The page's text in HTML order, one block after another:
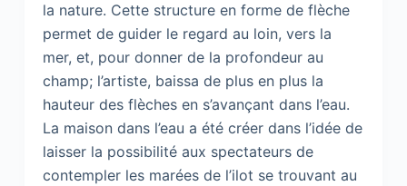
la nature. Cette structure en forme de flèche
permet de guider le regard au loin, vers la
mer, et, pour donner de la profondeur au
champ; l’artiste, baissa de plus en plus la
hauteur des flèches en s’avançant dans l’eau.
La maison dans l’eau a été créer dans l’idée de
laisser la possibilité aux spectateurs de
contempler les marées de l’ilot se trouvant au